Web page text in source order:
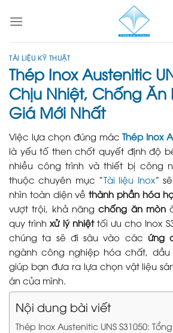
TÀI LIỆU KỸ THUẬT
Thép Inox Austenitic
Chịu Nhiệt, Chống Ăn
Giá Mới Nhất
Việc lựa chọn đúng mácThép Inox
là yếu tố then chốt quyết định độ
nhiều công trình và thiết bị công
thuộc chuyên mục “Tài liệu Inox”
nhìn toàn diện vềthành phần hóa
vượt trội, khả năngchống ăn mòn
quy trìnhxử lý nhiệttối ưu cho Inox
chúng ta sẽ đi sâu vào các ứng
ngành công nghiệp hóa chất, dầu
giúp bạn đưa ra lựa chọn vật liệu
án của mình.
Nội dung bài viết
Thép Inox Austenitic UNS S31050: